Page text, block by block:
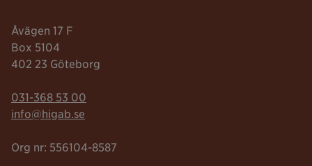
Åvägen 17 F
Box 5104
402 23 Göteborg
Telefonnummer:
031-368 53 00
Mailadress:
info@higab.se
Org nr: 556104-8587